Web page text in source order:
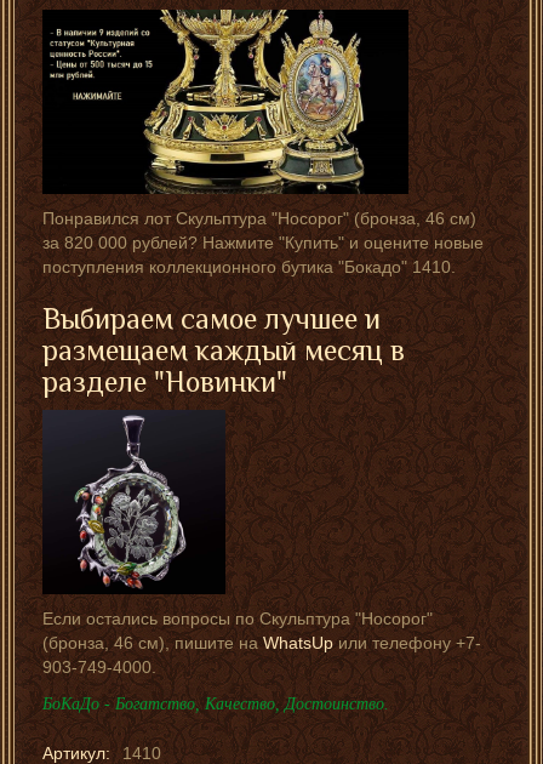
Понравился лот Скульптура "Носорог" (бронза, 46 см)
за 820 000 рублей? Нажмите "Купить" и оцените новые
поступления коллекционного бутика "Бокадо" 1410.
Выбираем самое лучшее и
размещаем каждый месяц в
разделе "Новинки"
Если остались вопросы по Скульптура "Носорог"
(бронза, 46 см), пишите наWhatsUp или телефону +7-
903-749-4000.
БоКаДо - Богатство, Качество, Достоинство.
Артикул: 1410